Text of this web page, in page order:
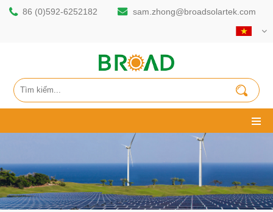
86 (0)592-6252182 sam.zhong@broadsolartek.com